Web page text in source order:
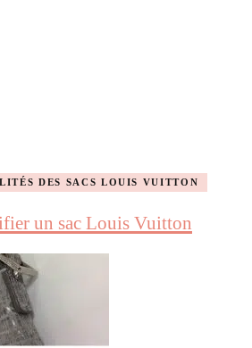
DES SACS LOUIS VUITTON
un sac Louis Vuitton